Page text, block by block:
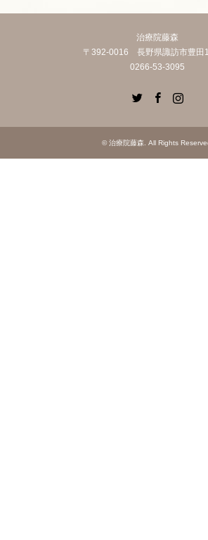
治療院藤森
〒392-0016 長野県諏訪市豊田
0266-53-3095
©治療院藤森 . All Rights